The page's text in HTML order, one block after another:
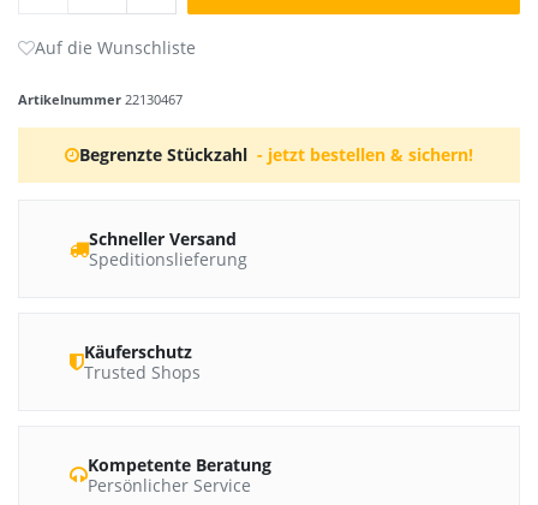
Artikelnummer 22130467
Begrenzte Stückzahl - jetzt bestellen & sichern!
Schneller Versand
Speditionslieferung
Käuferschutz
Trusted Shops
Kompetente Beratung
Persönlicher Service